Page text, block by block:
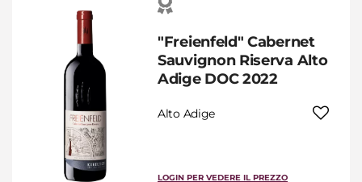
"Freienfeld" Cabernet
Sauvignon Riserva Alto
Adige DOC 2022
Alto Adige
LOGIN PER VEDERE IL PREZZO